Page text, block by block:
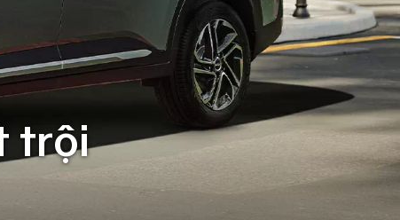
trội